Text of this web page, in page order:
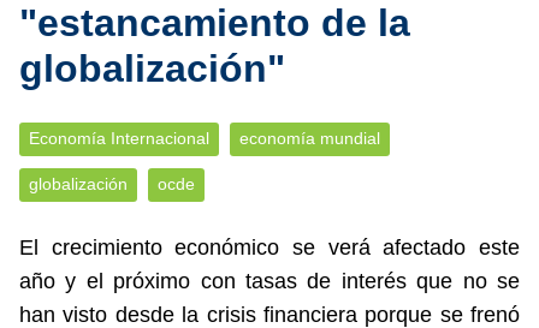
"estancamiento de la
globalización"
Economía Internacional economía mundial
globalización ocde
El crecimiento económico se verá afectado este
año y el próximo con tasas de interés que no se
han visto desde la crisis financiera porque se frenó